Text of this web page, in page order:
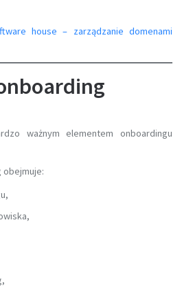
house – zarządzanie domenami
ważnym elementem onboardingu
obejmuje: